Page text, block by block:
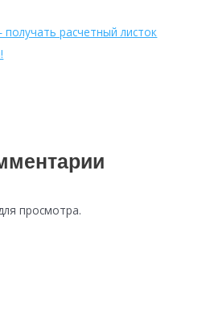
расчетный листок
просмотра.